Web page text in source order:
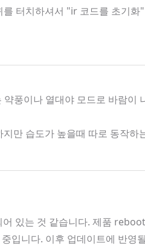
터치하셔서 "ir 코드를 초기
풍이나 열대야 모드로 바람이
만 습도가 높을때 따로 동작하
있는 것 같습니다. 제품
입니다. 이후 업데이트에 반영